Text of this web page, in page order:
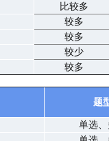
比较多
较多
较多
较少
较多
题
单选